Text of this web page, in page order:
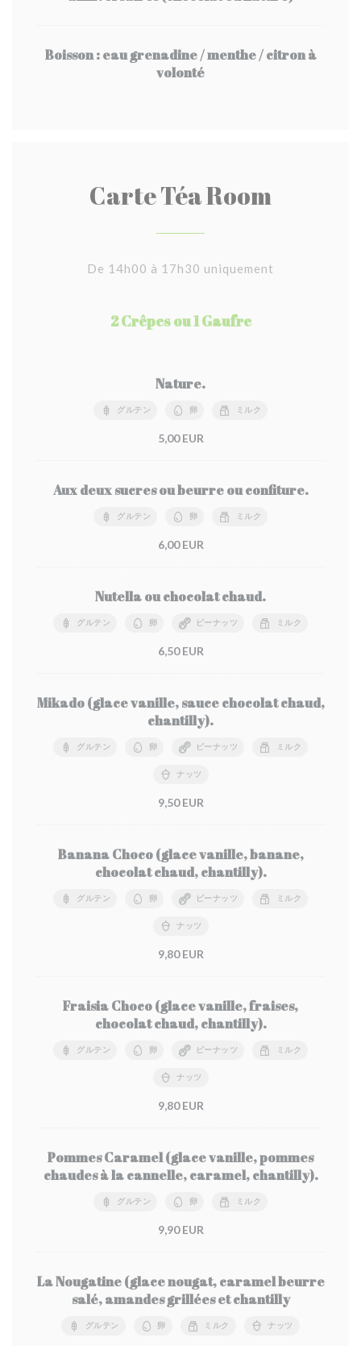
Boisson : eau grenadine / menthe / citron à
volonté
Carte Téa Room
De 14h00 à 17h30 uniquement
2 Crêpes ou 1 Gaufre
Nature.
グルテン 卵 ミルク
5,00 EUR
Aux deux sucres ou beurre ou confiture.
グルテン 卵 ミルク
6,00 EUR
Nutella ou chocolat chaud.
グルテン 卵 ピーナッツ ミルク
6,50 EUR
Mikado (glace vanille, sauce chocolat chaud,
chantilly).
グルテン 卵 ピーナッツ ミルク
ナッツ
9,50 EUR
Banana Choco (glace vanille, banane,
chocolat chaud, chantilly).
グルテン 卵 ピーナッツ ミルク
ナッツ
9,80 EUR
Fraisia Choco (glace vanille, fraises,
chocolat chaud, chantilly).
グルテン 卵 ピーナッツ ミルク
ナッツ
9,80 EUR
Pommes Caramel (glace vanille, pommes
chaudes à la cannelle, caramel, chantilly).
グルテン 卵 ミルク
9,90 EUR
La Nougatine (glace nougat, caramel beurre
salé, amandes grillées et chantilly
グルテン 卵 ミルク ナッツ